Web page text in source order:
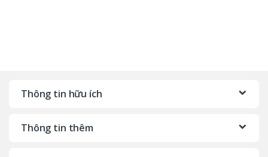
Thông tin hữu ích
Thông tin thêm